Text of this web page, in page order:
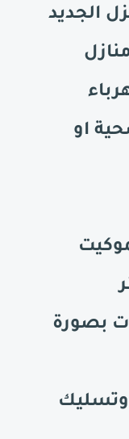
الجديد
او
بصورة
وتسليك